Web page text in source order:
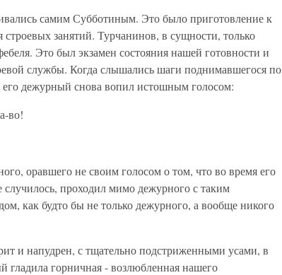
самим Субботиным. Это было приготовление к
занятий. Турчанинов, в сущности, только
Это был экзамен состояния нашей готовности и
службы. Когда слышались шаги поднимавшегося по
дежурный снова вопил истошным голосом:
во!
оравшего не своим голосом о том, что во время его
проходил мимо дежурного с таким
как будто бы не только дежурного, а вообще никого
и напудрен, с тщательно подстриженными усами, в
гладила горничная - возлюбленная нашего